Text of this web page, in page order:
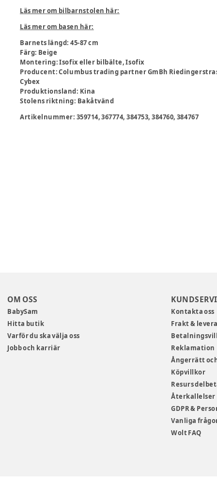
Läs mer om bilbarnstolen här:
Läs mer om basen här:
Barnets längd:45-87 cm
Färg: Beige
Montering:Isofix eller bilbälte, Isofix
Producent:Columbus trading partner GmBh
Cybex
Produktionsland: Kina
Stolens riktning: Bakåtvänd
Artikelnummer: 359714, 367774, 384753, 384760, 384767
OM OSS
BabySam
Hitta butik
Varför du ska välja oss
Jobb och karriär
Kontakta oss
Frakt &
Reklamation
Ångerrätt
Köpvillkor
Resurs
Återkallelser
GDPR &
Vanliga
Wolt FAQ